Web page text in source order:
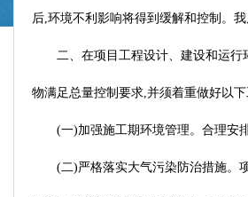
后,环境不利影响将得到缓解和控制。
二、在项目工程设计、建设和运
物满足总量控制要求,并须着重做好以下
(一)加强施工期环境管理。合理安
(二)严格落实大气污染防治措施。